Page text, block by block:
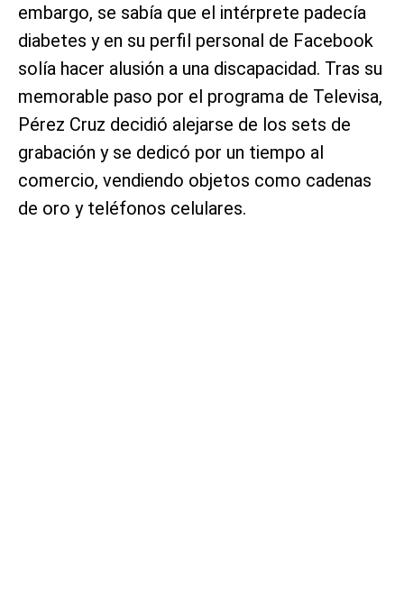
embargo, se sabía que el intérprete padecía
diabetes y en su perfil personal de Facebook
solía hacer alusión a una discapacidad. Tras su
memorable paso por el programa de Televisa,
Pérez Cruz decidió alejarse de los sets de
grabación y se dedicó por un tiempo al
comercio, vendiendo objetos como cadenas
de oro y teléfonos celulares.